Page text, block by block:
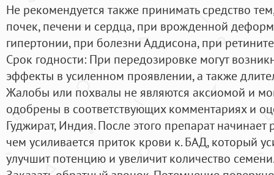
Не рекомендуется также принимать средство
почек, печени и сердца, при врожденной
гипертонии, при болезни Аддисона, при
Срок годности: При передозировке могут
эффекты в усиленном проявлении, а также
Жалобы или похвалы не являются аксиомой и
одобрены в соответствующих комментариях и
Гуджират, Индия. После этого препарат начинает
чем усиливается приток крови к. БАД, который
улучшит потенцию и увеличит количество